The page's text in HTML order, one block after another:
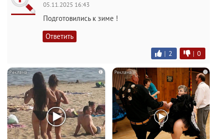
05.11.2025 16:43
Подготовились к зиме !
Ответить
| 2 | 0
i i